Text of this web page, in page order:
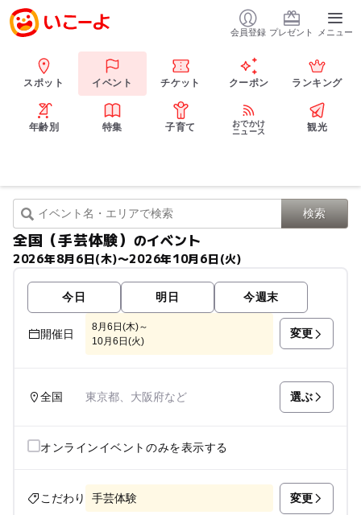
会員登録 プレゼント メニュー
スポット イベント チケット クーポン ランキング
年齢別 特集 子育て
おでかけ
ニュース
観光
全国（手芸体験） のイベント
2026年8月6日(木)〜2026年10月6日(火)
今日 明日 今週末
開催日
8月6日(木)～
10月6日(火)
変更
全国 東京都、大阪府など 選ぶ
オンラインイベントのみを表示する
こだわり 手芸体験 変更